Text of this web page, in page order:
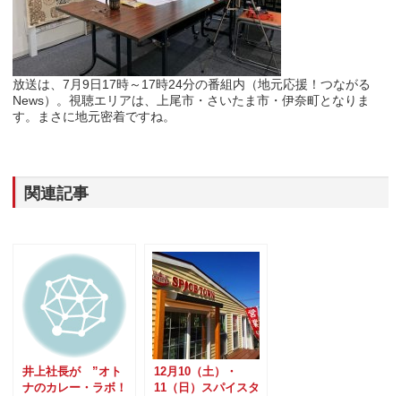
放送は、7月9日17時～17時24分の番組内（地元応援！つながる
News）。視聴エリアは、上尾市・さいたま市・伊奈町となりま
す。まさに地元密着ですね。
関連記事
井上社長が ”オト
ナのカレー・ラボ！
12月10（土）・
11（日）スパイスタ